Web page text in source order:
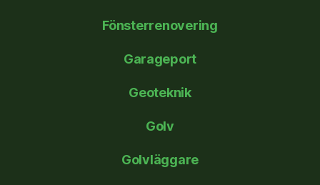
Fönsterrenovering
Garageport
Geoteknik
Golv
Golvläggare